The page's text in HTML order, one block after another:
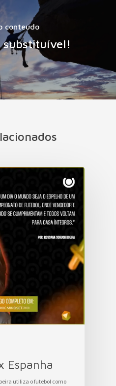
conteúdo
substituível!
Espanha
utiliza o futebol como